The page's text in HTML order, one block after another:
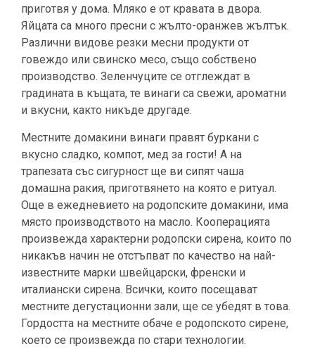
приготвя у дома. Мляко е от кравата в двора.
Яйцата са много пресни с жълто-оранжев жълтък.
Различни видове резки месни продукти от
говеждо или свинско месо, също собствено
производство. Зеленчуците се отглеждат в
градината в къщата, те винаги са свежи, ароматни
и вкусни, както никъде другаде.
Местните домакини винаги правят буркани с
вкусно сладко, компот, мед за гости! А на
трапезата със сигурност ще ви сипят чаша
домашна ракия, приготвянето на която е ритуал.
Още в ежедневието на родопските домакини, има
място производството на масло. Кооперацията
произвежда характерни родопски сирена, които по
никакъв начин не отстъпват по качество на най-
известните марки швейцарски, френски и
италиански сирена. Всички, които посещават
местните дегустационни зали, ще се убедят в това.
Гордостта на местните обаче е родопското сирене,
което се произвежда по стари технологии.